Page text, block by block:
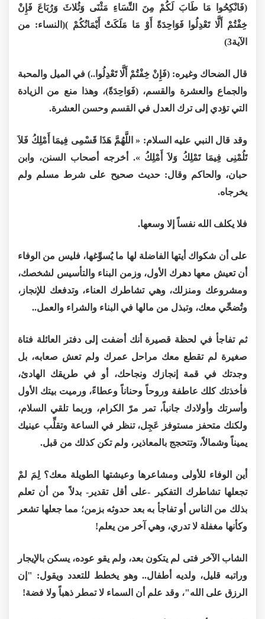
(فَانْكِحُوا مَا طَابَ لَكُمْ مِنَ النِّسَاءِ مَثْنَى وَثُلاثَ وَرُبَاعَ فَإِنْ
خِفْتُمْ أَلَّا تَعْدِلُوا فَوَاحِدَةً أَوْ مَا مَلَكَتْ أَيْمَانُكُمْ )(النساء: من
الآية3)
قال الضحاك وغيره: (فَإِنْ خِفْتُمْ أَلَّا تَعْدِلُوا..) في الميل والمحبة
والجماع والعشرة والقسم، (فَوَاحِدَةً)، وهذا منع من الزيادة
التي تؤدي إلى ترك العدل في القسم وحسن العشرة.
وقد قال النبي عليه السلام: « اللَّهُمَّ هَذَا قَسْمِى فِيمَا أَمْلِكُ فَلاَ
تَلُمْنِى فِيمَا تَمْلِكُ وَلاَ أَمْلِكُ ». أخرجه أصحاب السنن، وابن
حبان، والحاكم وقال: حديث صحيح على شرط مسلم ولم
يخرجاه.
فلا يكلف الله نفساً إلا وسعها.
على أن شكواك أيتها الفاضلة لها ما يُسوِّغها، فليس من الوفاء
أن تعيش معها دهرك الأول، وزمن البناء والتأسيس لشخصك،
ومشروعك ومنزلك، وهي تشاطرك العناء، وتدفعك للإنجاز،
وتُضحِّي معك، وتبذل من مالها في البناء والشراء والعمل..
ثم تفاجأ في لحظة قصيرة أنك أضفت إلى دفتر العائلة فتاة
صغيرة لم تقطع معك مراحل عمرك ولم تعش صعابه، بل
وجدتك في قمة إنجازك ونجاحك، أو في طريقك الهادئ،
فأخذتك كلك عاطفة وروحاً وحناناً وعطاءً، ورميت بيتك الأول
وأسرتك وأولادك جانباً، تمر مرّ الكرام، وربما تلقي السلام،
ولكنك متحفز مستوفز عَجِل، تنظر في الساعة وتقلِّب عينيك
يميناً وشمالاً، وتتحجج بالمعاذير، ولم تكن كذلك من قبل.
أين الوفاء للأولى ومشاعرها وعيشتها الطويلة معك؟ لِمَ لمْ
تجعلها تشاطرك التفكير -على أقل تقدير- بدلاً من أن تعلم
بذلك من الناس أو تفاجأ به بعد حدوثه بزمن؛ مما جعلها تشعر
وكأنها مغفلة لا تدري، وهي آخر من يعلم!
الشاب الآخر فتى لم يتكون بعد، ولم يقو عوده، يسكن بالإيجار
وراتبه قليل، ولديه أطفال.. وهو يخطط للتعدد ويقول: "إن
الرزق على الله"، وقد علم أن السماء لا تمطر ذهباً ولا فضة!